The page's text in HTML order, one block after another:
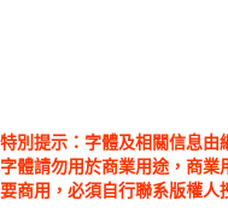
特別提示：字體及相關信息由
字體請勿用於商業用途，商
要商用，必須自行聯系版權人